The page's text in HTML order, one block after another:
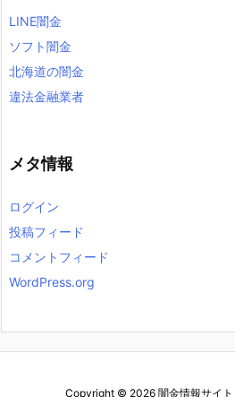
LINE闇金
ソフト闇金
北海道の闇金
違法金融業者
メタ情報
ログイン
投稿フィード
コメントフィード
WordPress.org
Copyright © 2026 闇金情報サイト